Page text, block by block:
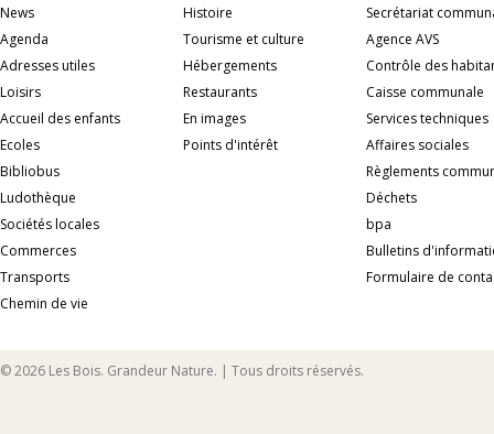
News
Agenda
Adresses utiles
Loisirs
Accueil des enfants
Ecoles
Bibliobus
Ludothèque
Sociétés locales
Commerces
Transports
Chemin de vie
Histoire
Tourisme et culture
Hébergements
Restaurants
En images
Points d'intérêt
Secrétariat
Agence AVS
Contrôle des
Caisse communale
Services techniques
Affaires sociales
Règlements
Déchets
bpa
Bulletins
Formulaire de
© 2026 Les Bois. Grandeur Nature. | Tous droits réservés.